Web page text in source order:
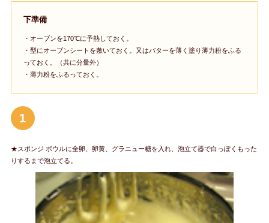
下準備
・オーブンを170℃に予熱しておく。
・型にオーブンシートを敷いておく。又はバターを薄く塗り薄力粉をふる
っておく。（共に分量外）
・薄力粉をふるっておく。
1
★スポンジ ボウルに全卵、卵黄、グラニュー糖を入れ、泡立て器で白っぽくもった
りするまで泡立てる。